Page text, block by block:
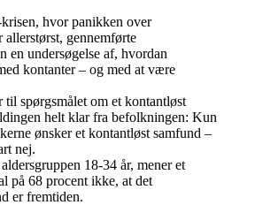
hvor panikken over
allerstørst, gennemførte
en undersøgelse af, hvordan
kontanter – og med at være
til spørgsmålet om et kontantløst
helt klar fra befolkningen: Kun
ønsker et kontantløst samfund –
nej.
18-34 år, mener et
på 68 procent ikke, at det
er fremtiden.